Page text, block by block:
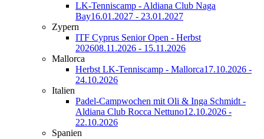
LK-Tenniscamp - Aldiana Club Naga
Bay16.01.2027 - 23.01.2027
Zypern
ITF Cyprus Senior Open - Herbst
202608.11.2026 - 15.11.2026
Mallorca
Herbst LK-Tenniscamp - Mallorca17.10.2026 -
24.10.2026
Italien
Padel-Campwochen mit Oli & Inga Schmidt -
Aldiana Club Rocca Nettuno12.10.2026 -
22.10.2026
Spanien